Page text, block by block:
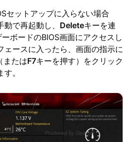
セットアップに入らない場合
で再起動し、 Deleteキーを連
ボードのBIOS画面にアクセスし
ェースに入ったら、画面の指示に
（またはF7キーを押す）をクリック
。